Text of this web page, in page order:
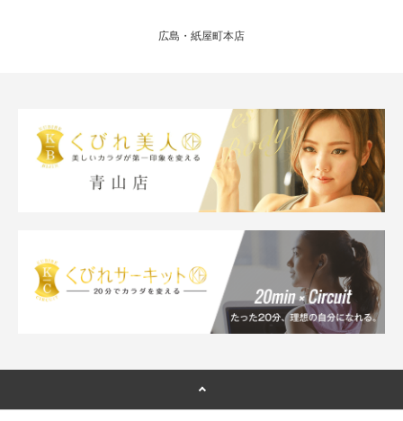
広島・紙屋町本店